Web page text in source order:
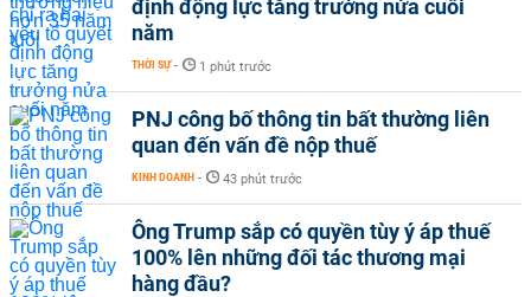
định động lực tăng trưởng nửa cuối
năm
THỜI SỰ - 1 phút trước
PNJ công bố thông tin bất thường liên
quan đến vấn đề nộp thuế
KINH DOANH - 43 phút trước
Ông Trump sắp có quyền tùy ý áp thuế
100% lên những đối tác thương mại
hàng đầu?